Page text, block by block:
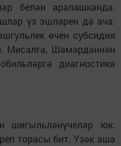
белән аралашканда.
үз эшләрен дә ача.
өчен субсидия
Мисалга, Шәмәрдәннән
диагностика
юк.
торасы бит. Үзәк аша